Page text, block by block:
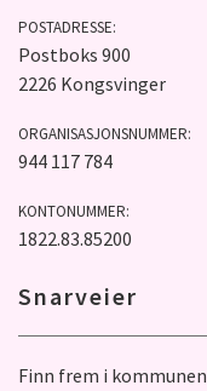
POSTADRESSE:
Postboks 900
2226 Kongsvinger
ORGANISASJONSNUMMER:
944 117 784
KONTONUMMER:
1822.83.85200
Snarveier
Finn frem i kommunen